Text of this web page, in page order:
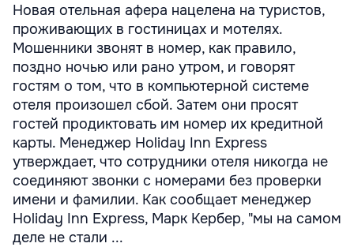
Новая отельная афера нацелена на туристов,
проживающих в гостиницах и мотелях.
Мошенники звонят в номер, как правило,
поздно ночью или рано утром, и говорят
гостям о том, что в компьютерной системе
отеля произошел сбой. Затем они просят
гостей продиктовать им номер их кредитной
карты. Менеджер Holiday Inn Express
утверждает, что сотрудники отеля никогда не
соединяют звонки с номерами без проверки
имени и фамилии. Как сообщает менеджер
Holiday Inn Express, Марк Кербер, "мы на самом
деле не стали ...